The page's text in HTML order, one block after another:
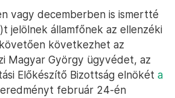
vagy decemberben is ismertté
jelölnek államfőnek az ellenzéki
következhet az
Magyar György ügyvédet, az
Előkészítő Bizottság elnökét a
február 24-én